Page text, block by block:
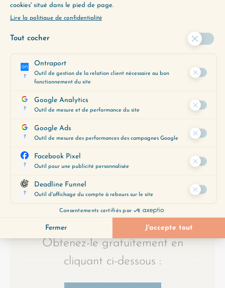
LOIN ?
Utilisez notre Guide d’Écoute, un
outil précieux pour vous aider à
correspondent le mieux à vos
préoccupations du moment.
Obtenez-le gratuitement en
cliquant ci-dessous :